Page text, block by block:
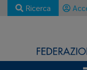
Ricerca